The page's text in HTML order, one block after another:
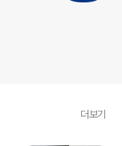
더보기